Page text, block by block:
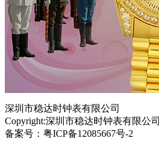
深圳市稳达时钟表有限公司
Copyright:深圳市稳达时钟表有限公
备案号：粤ICP备12085667号-2